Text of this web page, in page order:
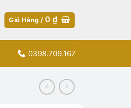
Giỏ Hàng / 0₫
0398.709.167